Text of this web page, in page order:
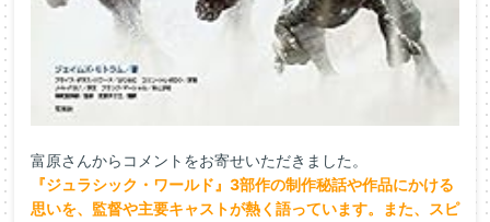
富原さんからコメントをお寄せいただきました。
『ジュラシック・ワールド』3部作の制作秘話や作品にかける
思いを、監督や主要キャストが熱く語っています。また、スピ